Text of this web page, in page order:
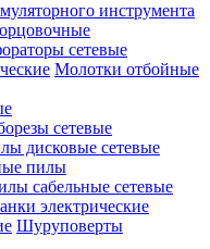
инструмента
сетевые
Молотки отбойные
сетевые
дисковые сетевые
пилы
сабельные сетевые
электрические
Шуруповерты